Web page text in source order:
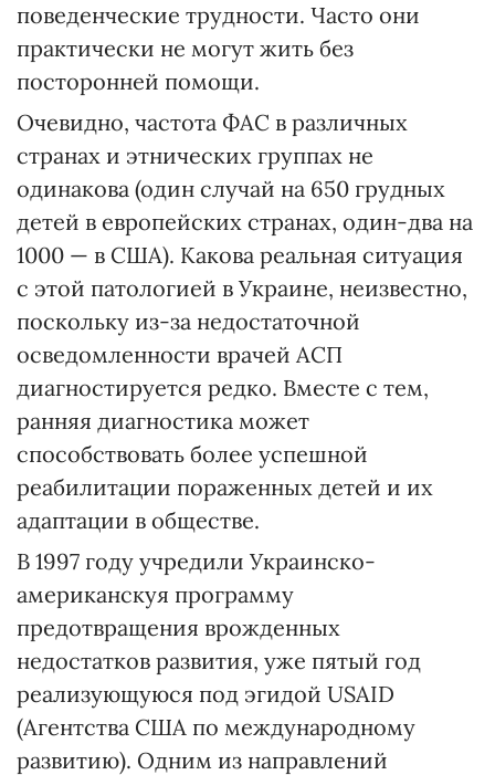
поведенческие трудности. Часто они
практически не могут жить без
посторонней помощи.
Очевидно, частота ФАС в различных
странах и этнических группах не
одинакова (один случай на 650 грудных
детей в европейских странах, один-два на
1000 — в США). Какова реальная ситуация
с этой патологией в Украине, неизвестно,
поскольку из-за недостаточной
осведомленности врачей АСП
диагностируется редко. Вместе с тем,
ранняя диагностика может
способствовать более успешной
реабилитации пораженных детей и их
адаптации в обществе.
В 1997 году учредили Украинско-
американскуя программу
предотвращения врожденных
недостатков развития, уже пятый год
реализующуюся под эгидой USAID
(Агентства США по международному
развитию). Одним из направлений